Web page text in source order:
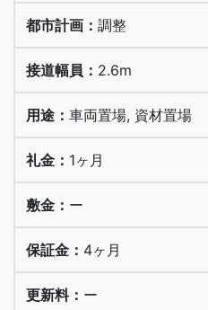
調整
2.6m
車両置場, 資材置場
1ヶ月
ー
4ヶ月
ー